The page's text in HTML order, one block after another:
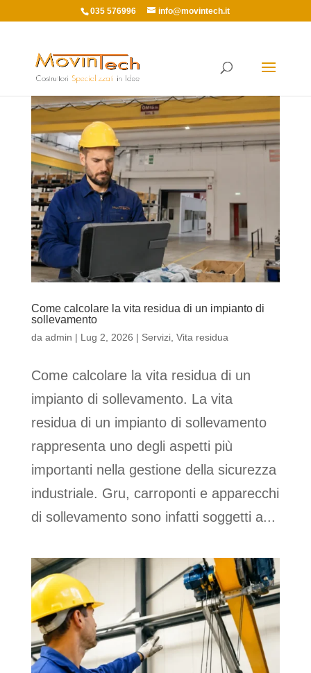
035 576996 info@movintech.it
Come calcolare la vita residua di un impianto di
sollevamento
da admin | Lug 2, 2026 | Servizi, Vita residua
Come calcolare la vita residua di un
impianto di sollevamento. La vita
residua di un impianto di sollevamento
rappresenta uno degli aspetti più
importanti nella gestione della sicurezza
industriale. Gru, carroponti e apparecchi
di sollevamento sono infatti soggetti a...